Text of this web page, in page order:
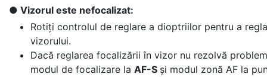
Vizorul este nefocalizat:
Rotiți controlul de reglare a dioptriilor pentru a
vizorului.
Dacă reglarea focalizării în vizor nu rezolvă
modul de focalizare la AF-S și modul zonă AF la